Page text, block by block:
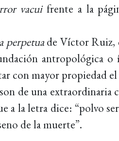
vacuifrente a la
perpetuade Víctor Ruiz,
antropológica
con mayor propiedad el
de una extraordinaria
a la letra dice: “polvo
de la muerte”.